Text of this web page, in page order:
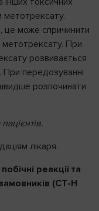
метотрексату.
це може спричинити
метотрексату. При
розвивається
При передозуванні
розпочинати
лікаря.
реакції та
замовників (СТ-Н